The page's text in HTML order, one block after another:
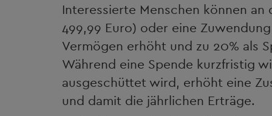
Interessierte Menschen können
499,99 Euro) oder eine
Vermögen erhöht und zu 20% als
Während eine Spende kurzfristig
ausgeschüttet wird, erhöht eine
und damit die jährlichen Erträge.